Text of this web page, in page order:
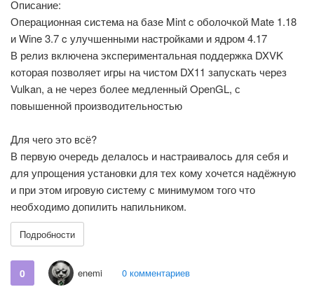
Описание:
Операционная система на базе Mint c оболочкой Mate 1.18
и Wine 3.7 c улучшенными настройками и ядром 4.17
В релиз включена экспериментальная поддержка DXVK
которая позволяет игры на чистом DX11 запускать через
Vulkan, а не через более медленный OpenGL, с
повышенной производительностью
Для чего это всё?
В первую очередь делалось и настраивалось для себя и
для упрощения установки для тех кому хочется надёжную
и при этом игровую систему с минимумом того что
необходимо допилить напильником.
Подробности
0 enemi 0 комментариев